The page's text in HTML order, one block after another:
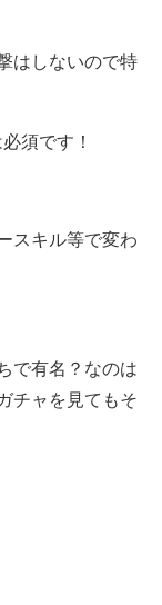
はしないので特
必須です！
スキル等で変わ
で有名？なのは
チャを見てもそ